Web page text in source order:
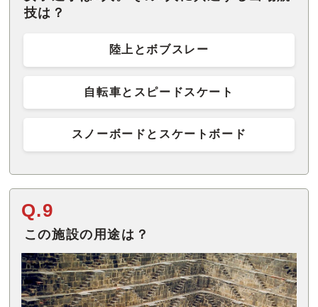
技は？
陸上とボブスレー
自転車とスピードスケート
スノーボードとスケートボード
Q.9
この施設の用途は？